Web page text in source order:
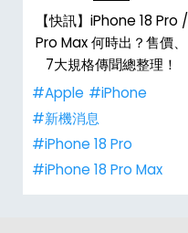
【快訊】iPhone 18 Pro /
Pro Max 何時出？售價、
7大規格傳聞總整理！
#Apple #iPhone
#新機消息
#iPhone 18 Pro
#iPhone 18 Pro Max